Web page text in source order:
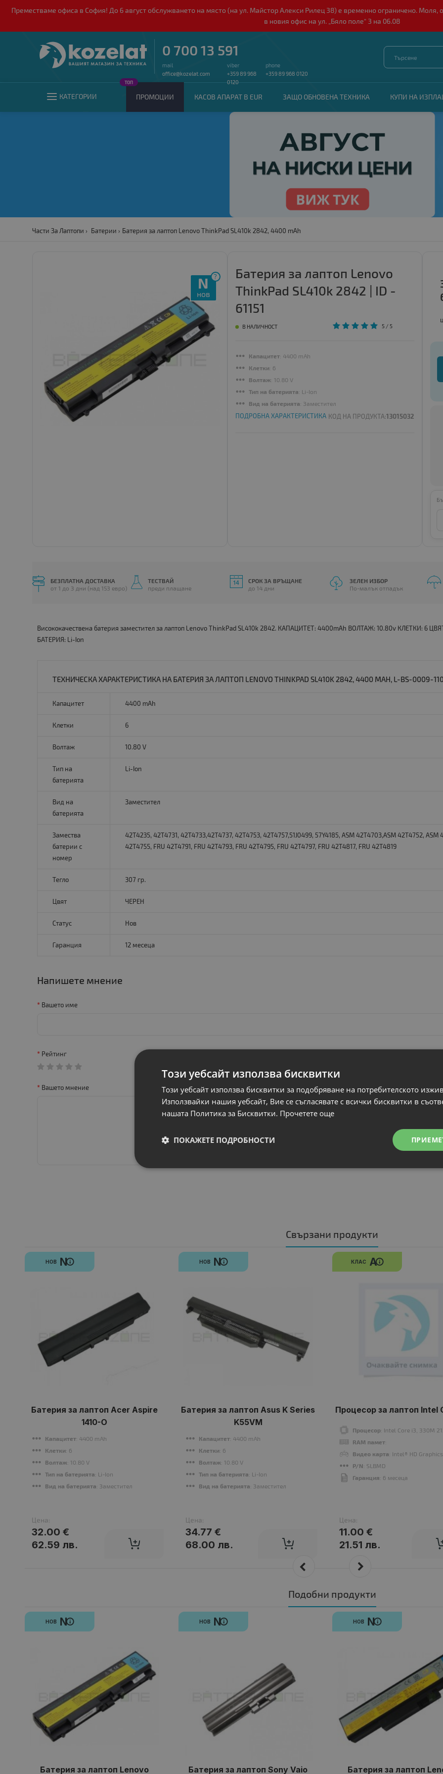
Преместваме офиса в София! До 6 август обслужването на място (на ул. Майстор Алекси Рилец 38) е временно ограничено.
в новия офис на ул. „Бяло поле“ 3 на 06.08
0 700 13 591
mail
office@kozelat.com
viber
+359 89 968
0120
phone
+359 89 968 0120
КАТЕГОРИИ ПРОМОЦИИ
ТОП
КАСОВ АПАРАТ В EUR ЗАЩО ОБНОВЕНА ТЕХНИКА КУПИ НА
Части За Лаптопи Батерии Батерия за лаптоп Lenovo ThinkPad SL410k 2842, 4400 mAh
?
N
нов
Батерия за лаптоп Lenovo
ThinkPad SL410k 2842 | ID -
61151
В НАЛИЧНОСТ 5 / 5
Капацитет: 4400 mAh
Клетки: 6
Волтаж: 10.80 V
Тип на батерията: Li-Ion
Вид на батерията: Заместител
ПОДРОБНА ХАРАКТЕРИСТИКА КОД НА ПРОДУКТА:13015032
БЕЗПЛАТНА ДОСТАВКА
от 1 до 3 дни (над 153 евро)
ТЕСТВАЙ
преди плащане
СРОК ЗА ВРЪЩАНЕ
до 14 дни
ЗЕЛЕН ИЗБОР
По-малък отпадък
Висококачествена батерия заместител за лаптоп Lenovo ThinkPad SL410k 2842. КАПАЦИТЕТ: 4400mAh ВОЛТАЖ: 10.80v КЛЕТКИ: 6
БАТЕРИЯ: Li-Ion
ТЕХНИЧЕСКА ХАРАКТЕРИСТИКА НА БАТЕРИЯ ЗА ЛАПТОП LENOVO THINKPAD SL410K 2842, 4400 MAH, L-BS-0009-
Капацитет 4400 mAh
Клетки 6
Волтаж 10.80 V
Тип на
батерията
Li-Ion
Вид на
батерията
Заместител
Замества
батерии с
номер
42T4235, 42T4731, 42T4733,42T4737, 42T4753, 42T4757,51J0499, 57Y4185, ASM 42T4703,ASM 42T4752, ASM
42T4755, FRU 42T4791, FRU 42T4793, FRU 42T4795, FRU 42T4797, FRU 42T4817, FRU 42T4819
Тегло 307 гр.
Цвят ЧЕРЕН
Статус Нов
Гаранция 12 месеца
Напишете мнение
Вашето име
Рейтинг
Вашето мнение
Свързани продукти
НОВ N
Батерия за лаптоп Acer Aspire
1410-O
Капацитет: 4400 mAh
Клетки: 6
Волтаж: 10.80 V
Тип на батерията: Li-Ion
Вид на батерията: Заместител
Цена:
32.00 €
62.59 лв.
НОВ N
Батерия за лаптоп Asus K Series
K55VM
Капацитет: 4400 mAh
Клетки: 6
Волтаж: 10.80 V
Тип на батерията: Li-Ion
Вид на батерията: Заместител
Цена:
34.77 €
68.00 лв.
КЛАС A
Процесор за лаптоп Intel
Процесор: Intel Core i3, 330M
RAM памет:
Видео карта: Intel® HD Graphics
P/N: SLBMD
Гаранция: 6 месеца
Цена:
11.00 €
21.51 лв.
Подобни продукти
НОВ N
Батерия за лаптоп Lenovo
НОВ N
Батерия за лаптоп Sony Vaio
НОВ N
Батерия за лаптоп
Този уебсайт използва бисквитки
Този уебсайт използва бисквитки за подобряване на потребителското
Използвайки нашия уебсайт, Вие се съгласявате с всички бисквитки в
нашата Политика за Бисквитки. Прочетете още
ПОКАЖЕТЕ ПОДРОБНОСТИ